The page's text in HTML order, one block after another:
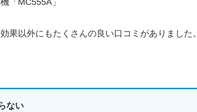
「MC555A」
果以外にもたくさんの良い口コミがありました。
ない